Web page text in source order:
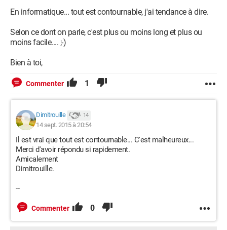
En informatique... tout est contournable, j'ai tendance à dire.
Selon ce dont on parle, c'est plus ou moins long et plus ou
moins facile.... ;-)
Bien à toi,
Commenter 1
Dimitrouille 14
14 sept. 2015 à 20:54
Il est vrai que tout est contournable... C'est malheureux...
Merci d'avoir répondu si rapidement.
Amicalement
Dimitrouille.
--
Commenter 0